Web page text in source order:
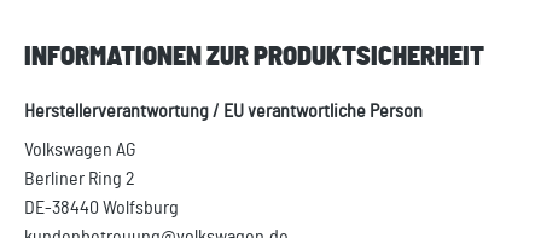
INFORMATIONEN ZUR PRODUKTSICHERHEIT
Herstellerverantwortung / EU verantwortliche Person
Volkswagen AG
Berliner Ring 2
DE-38440 Wolfsburg